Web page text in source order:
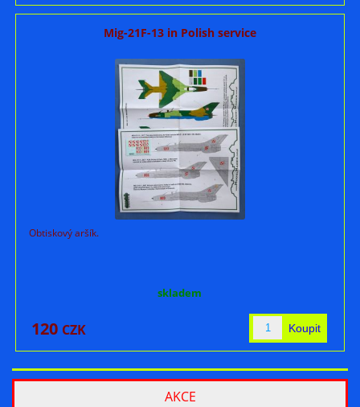
Mig-21F-13 in Polish service
Obtiskový aršík.
skladem
120 CZK
AKCE